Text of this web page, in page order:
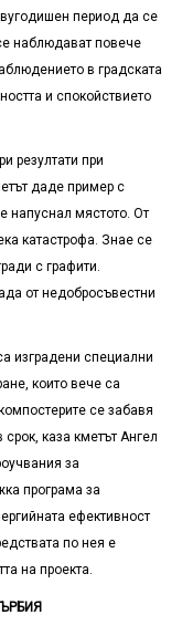
период да се
наблюдават повече
в градската
и спокойствието
резултати при
даде пример с
напуснал мястото. От
катастрофа. Знае се
с графити.
от недобросъвестни
изградени специални
които вече са
се забавя
каза кметът Ангел
за
програма за
ефективност
по нея е
на проекта.